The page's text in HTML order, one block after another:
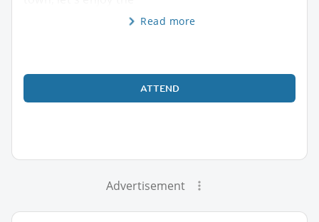
Read more
ATTEND
Advertisement